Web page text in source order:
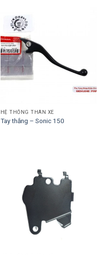
HỆ THỐNG THÂN XE
Tay thắng – Sonic 150